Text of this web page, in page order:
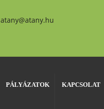
atany@atany.hu
PÁLYÁZATOK KAPCSOLAT